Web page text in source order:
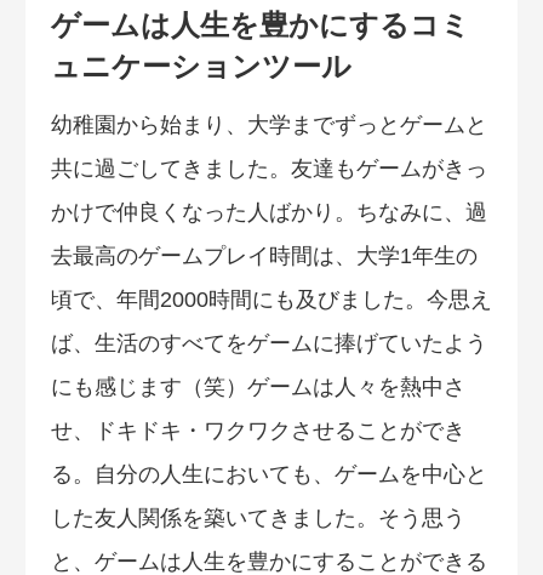
ゲームは人生を豊かにするコミ
ュニケーションツール
幼稚園から始まり、大学までずっとゲームと
共に過ごしてきました。友達もゲームがきっ
かけで仲良くなった人ばかり。ちなみに、過
去最高のゲームプレイ時間は、大学1年生の
頃で、年間2000時間にも及びました。今思え
ば、生活のすべてをゲームに捧げていたよう
にも感じます（笑）ゲームは人々を熱中さ
せ、ドキドキ・ワクワクさせることができ
る。自分の人生においても、ゲームを中心と
した友人関係を築いてきました。そう思う
と、ゲームは人生を豊かにすることができる